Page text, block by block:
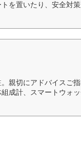
を置いたり、安全対
親切にアドバイスご
成計、スマートウォ